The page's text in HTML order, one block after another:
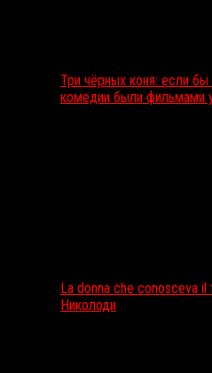
Три чёрных коня: если бы
комедии были фильмами
La donna che conosceva
Николоди